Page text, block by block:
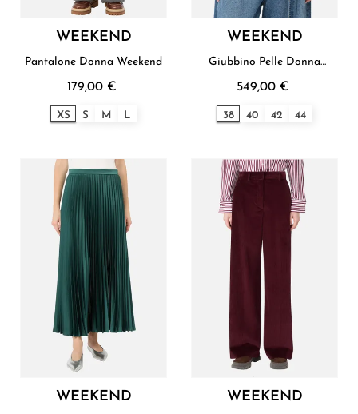
WEEKEND
Pantalone Donna Weekend
179,00 €
XS S M L
WEEKEND
Giubbino Pelle Donna
549,00 €
38 40 42 44
WEEKEND WEEKEND